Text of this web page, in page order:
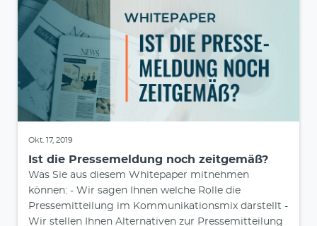
Okt. 17, 2019
Ist die Pressemeldung noch zeitgemäß?
Was Sie aus diesem Whitepaper mitnehmen
können: - Wir sagen Ihnen welche Rolle die
Pressemitteilung im Kommunikationsmix darstellt -
Wir stellen Ihnen Alternativen zur Pressemitteilung